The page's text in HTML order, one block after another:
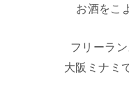
お酒をこ
フリーラ
大阪ミナミ